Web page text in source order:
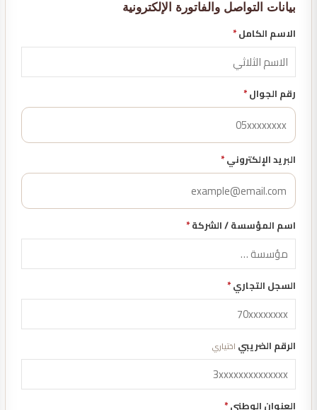
بيانات التواصل والفاتورة الإلكترونية
الاسم الكامل*
رقم الجوال*
البريد الإلكتروني*
اسم المؤسسة / الشركة*
السجل التجاري*
الرقم الضريبي اختياري
العنوان الوطني*